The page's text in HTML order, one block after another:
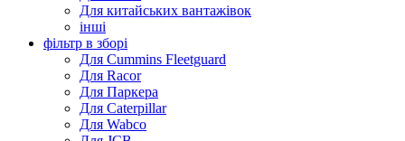
Для китайських вантажівок
інші
фільтр в зборі
Для Cummins Fleetguard
Для Racor
Для Паркера
Для Caterpillar
Для Wabco